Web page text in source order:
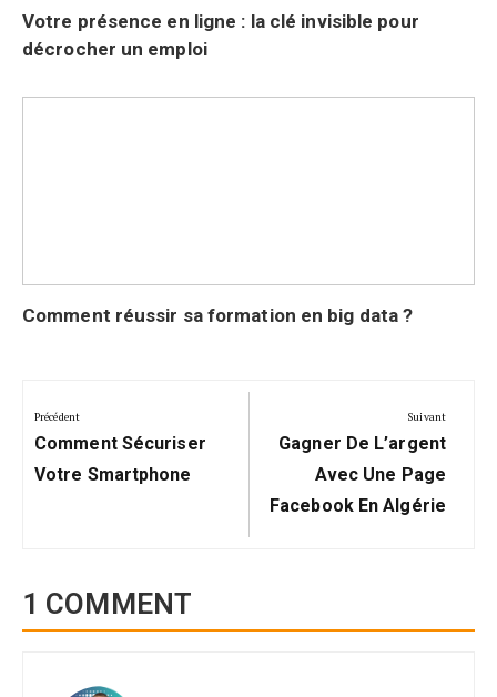
Votre présence en ligne : la clé invisible pour
décrocher un emploi
Comment réussir sa formation en big data ?
de
l’article
Précédent
Précédent:
Comment Sécuriser
Votre Smartphone
Suivant
Suivant:
Gagner De L’argent
Avec Une Page
Facebook En Algérie
1 COMMENT